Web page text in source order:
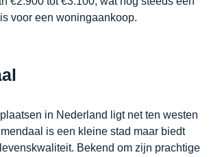
voor een woningaankoop.
in Nederland ligt net ten westen
is een kleine stad maar biedt
Bekend om zijn prachtige